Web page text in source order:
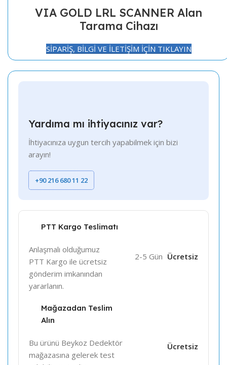
VIA GOLD LRL SCANNER Alan
Tarama Cihazı
SİPARİŞ, BİLGİ VE İLETİŞİM İÇİN TIKLAYIN
Yardıma mı ihtiyacınız var?
İhtiyacınıza uygun tercih yapabilmek için bizi
arayın!
+90 216 680 11 22
PTT Kargo Teslimatı
Anlaşmalı olduğumuz
PTT Kargo ile ücretsiz
gönderim imkanından
yararlanın.
2-5 Gün Ücretsiz
Mağazadan Teslim
Alın
Bu ürünü Beykoz Dedektör
mağazasına gelerek test
Ücretsiz